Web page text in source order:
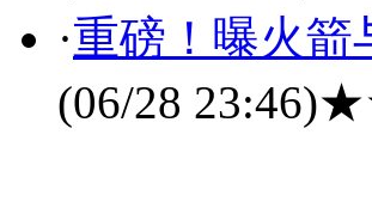
·重磅！曝火箭
(06/28 23:46)